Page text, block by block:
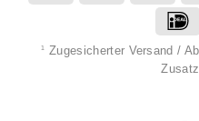
1
Zugesicherter Versand /